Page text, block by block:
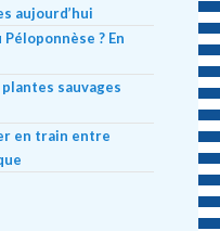
aujourd’hui
? En
plantes sauvages
en train entre